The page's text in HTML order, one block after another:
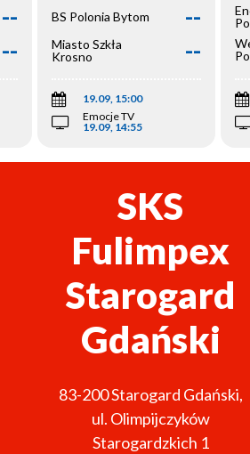
--
--
BS Polonia Bytom --
Miasto Szkła
Krosno
--
19.09, 15:00
Emocje TV
19.09, 14:55
SKS
Fulimpex
Starogard
Gdański
83-200Starogard Gdański,
ul. Olimpijczyków
Starogardzkich 1